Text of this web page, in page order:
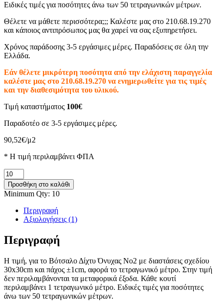
Ειδικές τιμές για ποσότητες άνω των 50 τετραγωνικών μέτρων.
Θέλετε να μάθετε περισσότερα;;; Καλέστε μας στο 210.68.19.270
και κάποιος αντιπρόσωπος μας θα χαρεί να σας εξυπηρετήσει.
Χρόνος παράδοσης 3-5 εργάσιμες μέρες. Παραδόσεις σε όλη την
Ελλάδα.
Εάν θέλετε μικρότερη ποσότητα από την ελάχιστη παραγγελία
καλέστε μας στο 210.68.19.270 να ενημερωθείτε για τις τιμές
και την διαθεσιμότητα του υλικού.
Τιμή καταστήματος 100€
Παραδοτέο σε 3-5 εργάσιμες μέρες.
90,52€/μ2
* H τιμή περιλαμβάνει ΦΠΑ
Βότσαλο
Δίχτυ
Όνυχας
Νο2
ποσότητα
Προσθήκη στο καλάθι
Minimum Qty: 10
Περιγραφή
Αξιολογήσεις (1)
Περιγραφή
Η τιμή, για το Βότσαλο Δίχτυ Όνυχας Νο2 με διαστάσεις σχεδίου
30x30cm και πάχος ±1cm, αφορά το τετραγωνικό μέτρο. Στην τιμή
δεν περιλαμβάνονται τα μεταφορικά έξοδα. Κάθε κουτί
περιλαμβάνει 1 τετραγωνικό μέτρο. Ειδικές τιμές για ποσότητες
άνω των 50 τετραγωνικών μέτρων.